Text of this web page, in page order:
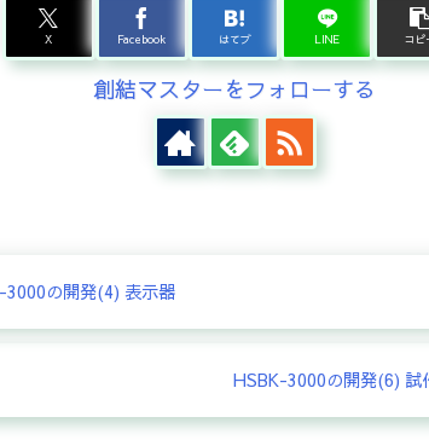
X Facebook はてブ LINE コピ
創結マスターをフォローする
3000の開発(4) 表示器
HSBK-3000の開発(6) 試